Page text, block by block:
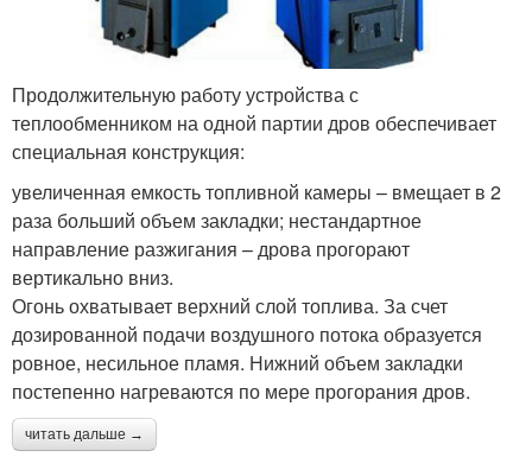
Продолжительную работу устройства с
теплообменником на одной партии дров обеспечивает
специальная конструкция:
увеличенная емкость топливной камеры – вмещает в 2
раза больший объем закладки; нестандартное
направление разжигания – дрова прогорают
вертикально вниз.
Огонь охватывает верхний слой топлива. За счет
дозированной подачи воздушного потока образуется
ровное, несильное пламя. Нижний объем закладки
постепенно нагреваются по мере прогорания дров.
читать дальше →